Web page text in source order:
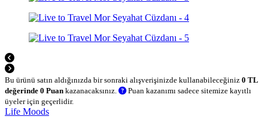
Bu ürünü satın aldığınızda bir sonraki alışverişinizde kullanabileceğiniz 0 TL
değerinde 0 Puan kazanacaksınız.
Puan kazanımı sadece sitemize kayıtlı
üyeler için geçerlidir.
Life Moods